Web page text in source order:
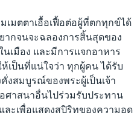
มตตาเอื้อเฟื้อต่อผู้ที่ตกทุกข์ได้
ากจนจะฉลองการสิ้นสุดของ
นเมือง และมีการแจกอาหาร
เป็นที่แน่ใจว่า ทุกผู้คน ได้รับ
งสมบูรณ์ของพระผู้เป็นเจ้า
ศาสนาอื่นไปร่วมรับประทาน
ละเพื่อแสดงสปิริทของความอด